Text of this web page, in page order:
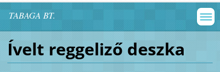
TABAGA BT.
Ívelt reggeliző deszka